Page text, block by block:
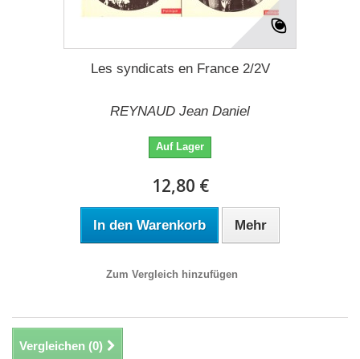
Les syndicats en France 2/2V
REYNAUD Jean Daniel
Auf Lager
12,80 €
In den Warenkorb Mehr
Zum Vergleich hinzufügen
Vergleichen (0)